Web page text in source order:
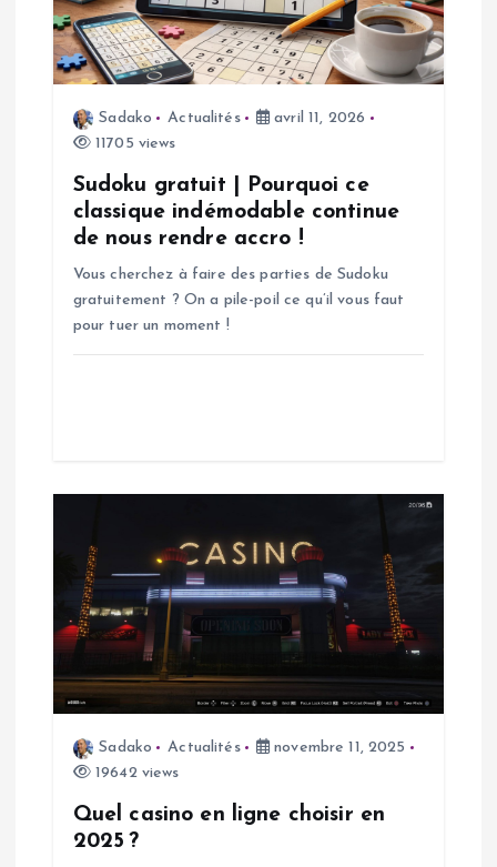
d
e
Sadako Actualités
avril 11, 2026
11705 views
Sudoku gratuit | Pourquoi ce
classique indémodable continue
de nous rendre accro !
Vous cherchez à faire des parties de Sudoku
gratuitement ? On a pile-poil ce qu’il vous faut
pour tuer un moment !
Sadako Actualités
novembre 11, 2025
19642 views
Quel casino en ligne choisir en
2025 ?